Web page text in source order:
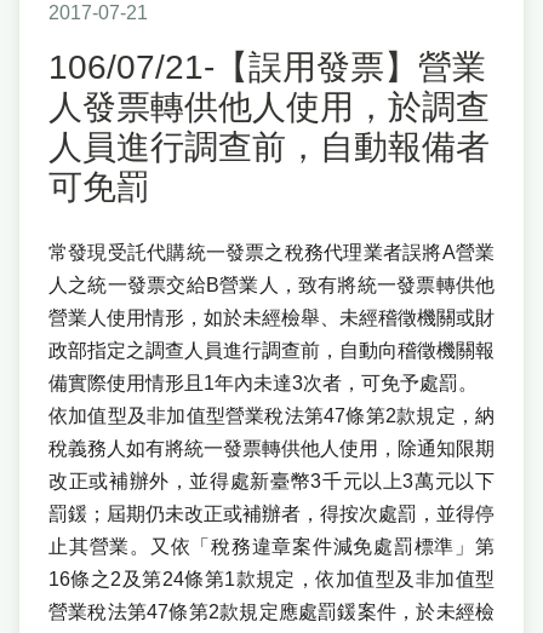
2017-07-21
106/07/21-【誤用發票】營業
人發票轉供他人使用，於調查
人員進行調查前，自動報備者
可免罰
常發現受託代購統一發票之稅務代理業者誤將A營業
人之統一發票交給B營業人，致有將統一發票轉供他
營業人使用情形，如於未經檢舉、未經稽徵機關或財
政部指定之調查人員進行調查前，自動向稽徵機關報
備實際使用情形且1年內未達3次者，可免予處罰。
依加值型及非加值型營業稅法第47條第2款規定，納
稅義務人如有將統一發票轉供他人使用，除通知限期
改正或補辦外，並得處新臺幣3千元以上3萬元以下
罰鍰；屆期仍未改正或補辦者，得按次處罰，並得停
止其營業。又依「稅務違章案件減免處罰標準」第
16條之2及第24條第1款規定，依加值型及非加值型
營業稅法第47條第2款規定應處罰鍰案件，於未經檢